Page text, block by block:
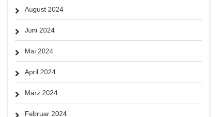
August 2024
Juni 2024
Mai 2024
April 2024
März 2024
Februar 2024